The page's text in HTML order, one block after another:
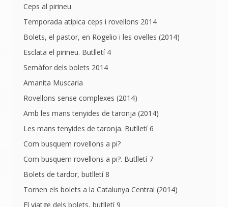
Ceps al pirineu
Temporada atípica ceps i rovellons 2014
Bolets, el pastor, en Rogelio i les ovelles (2014)
Esclata el pirineu. Butlletí 4
Semàfor dels bolets 2014
Amanita Muscaria
Rovellons sense complexes (2014)
Amb les mans tenyides de taronja (2014)
Les mans tenyides de taronja. Butlletí 6
Com busquem rovellons a pi?
Com busquem rovellons a pi?. Butlletí 7
Bolets de tardor, butlletí 8
Tornen els bolets a la Catalunya Central (2014)
El viatge dels bolets, butlletí 9